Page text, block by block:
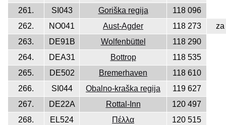
261.
SI043 Goriška regija
118 096
262.
NO041 Aust-Agder 118 273
za
263.
DE91B Wolfenbüttel
118 290
264.
DEA31 Bottrop
118 535
265.
DE502 Bremerhaven
118 610
266.
SI044 Obalno-kraška regija
119 627
267.
DE22A Rottal-Inn
120 497
268.
EL524 Πέλλα
120 515